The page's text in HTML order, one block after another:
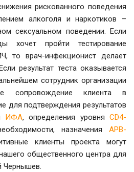
рискованного поведения
алкоголя и наркотиков –
сексуальном поведении. Если
хочет пройти тестирование
то врач-инфекционист делает
результат теста оказывается
сотрудник организации
сопровождение клиента в
для подтверждения результатов
ИФА, определения уровняCD4-
назначения АРВ-
клиенты проекта могут
общественного центра для
Чернышев.